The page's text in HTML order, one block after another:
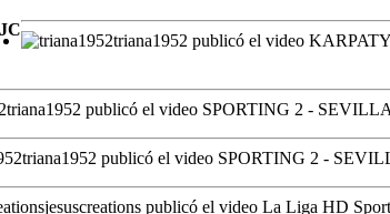
triana1952 publicó el video
triana1952 publicó el video SPORTING 2 -
triana1952 publicó el video SPORTING 2 -
jesuscreations publicó el video La Liga HD